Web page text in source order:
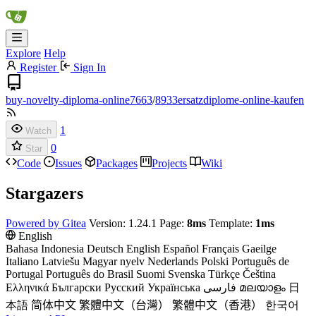
Explore Help
Register
Sign In
buy-novelty-diploma-online7663/8933ersatzdiplome-online-kaufen
Watch 1
Star
0
Code
Issues Packages Projects Wiki
Stargazers
Powered by Gitea Version: 1.24.1 Page: 8ms Template: 1ms
English
Bahasa Indonesia Deutsch English Español Français Gaeilge
Italiano Latviešu Magyar nyelv Nederlands Polski Português de
Portugal Português do Brasil Suomi Svenska Türkçe Čeština
Ελληνικά Български Русский Українська فارسی മലയാളം 日
本語 简体中文 繁體中文（台灣） 繁體中文（香港）
한국어